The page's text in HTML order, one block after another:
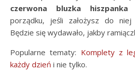
czerwona bluzka hiszpanka
porządku, jeśli założysz do niej
Będzie się wydawało, jakby
Popularne tematy: Komplety z
każdy dzień i nie tylko.